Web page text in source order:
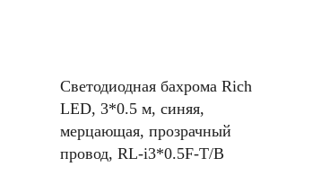
Светодиодная бахрома Rich
LED, 3*0.5 м, синяя,
мерцающая, прозрачный
провод, RL-i3*0.5F-T/B